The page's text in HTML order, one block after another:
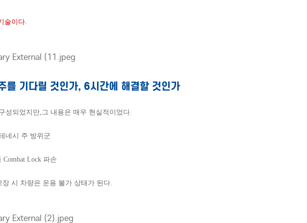
술이다.
를 기다릴 것인가, 6시간에 해결할 것인가
성되었지만,그 내용은 매우 현실적이었다.
네시 주 방위군
Lock 파손
시 차량은 운용 불가 상태가 된다.